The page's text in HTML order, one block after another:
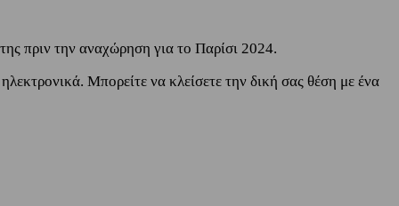
πριν την αναχώρηση για το Παρίσι 2024.
Μπορείτε να κλείσετε την δική σας θέση με ένα